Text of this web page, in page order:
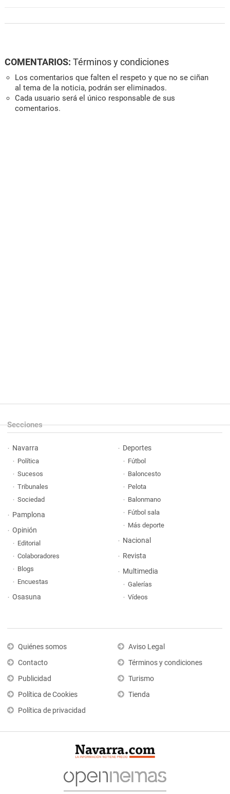
COMENTARIOS: Términos y condiciones
Los comentarios que falten el respeto y que no se ciñan
al tema de la noticia, podrán ser eliminados.
Cada usuario será el único responsable de sus
comentarios.
Secciones
Navarra
Política
Sucesos
Tribunales
Sociedad
Pamplona
Opinión
Editorial
Colaboradores
Blogs
Encuestas
Osasuna
Deportes
Fútbol
Baloncesto
Pelota
Balonmano
Fútbol sala
Más deporte
Nacional
Revista
Multimedia
Galerías
Vídeos
Quiénes somos
Contacto
Publicidad
Política de Cookies
Política de privacidad
Aviso Legal
Términos y condiciones
Turismo
Tienda